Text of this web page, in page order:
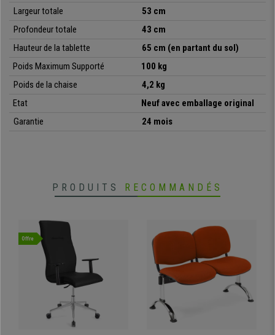
•Idéale pour salles de conférences
•Très résistante: cadre en acier avec piétement chromé
• Très pratique et polyvalente
Largeurtotale
53 cm
Profondeurtotale
43 cm
Hauteur de la tablette
65 cm (en partant du sol)
Poids Maximum Supporté
100 kg
Poids de la chaise
4,2 kg
Etat
Neuf avec emballage original
Garantie
24 mois
PRODUITS RECOMMANDÉS
Offre